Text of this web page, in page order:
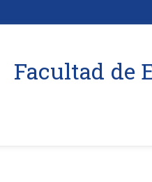
Facultad de